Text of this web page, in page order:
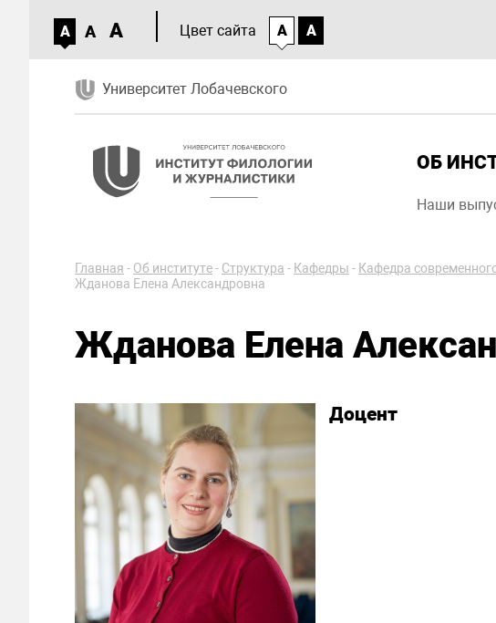
A A A Цвет сайта A A
Университет Лобачевского
ОБ
Наши
Главная - Об институте- Структура - Кафедры - Кафедра
Жданова Елена Александровна
Жданова Елена
Доцент